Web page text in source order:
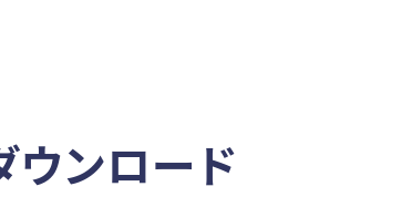
ウンロード